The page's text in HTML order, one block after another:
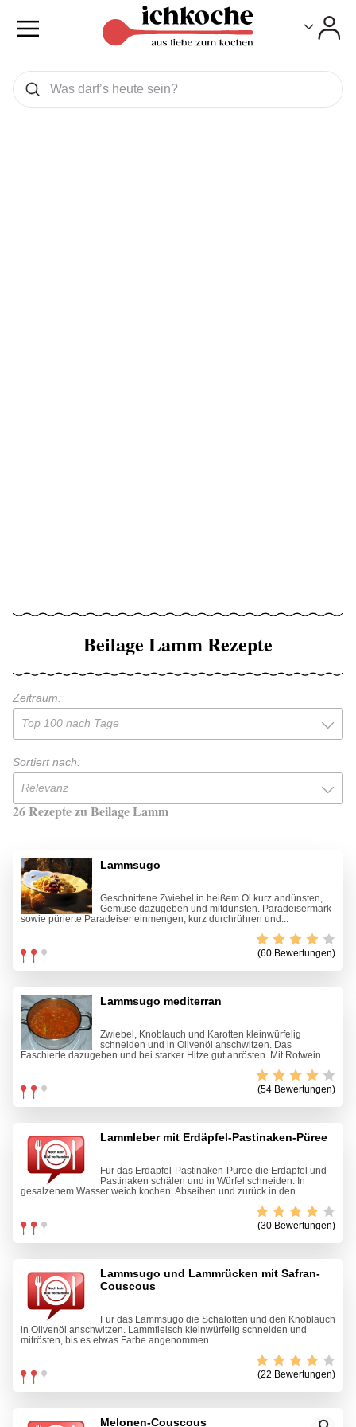
Was wollen Sie suchen
Suchen
Beilage Lamm Rezepte
Zeitraum:
Top 100 nach Tage
Sortiert nach:
Relevanz
26 Rezepte zu Beilage Lamm
Lammsugo
Geschnittene Zwiebel in heißem Öl kurz andünsten,
Gemüse dazugeben und mitdünsten. Paradeisermark
sowie pürierte Paradeiser einmengen, kurz durchrühren und...
(60 Bewertungen)
Lammsugo mediterran
Zwiebel, Knoblauch und Karotten kleinwürfelig
schneiden und in Olivenöl anschwitzen. Das
Faschierte dazugeben und bei starker Hitze gut anrösten. Mit Rotwein...
(54 Bewertungen)
Lammleber mit Erdäpfel-Pastinaken-Püree
Für das Erdäpfel-Pastinaken-Püree die Erdäpfel und
Pastinaken schälen und in Würfel schneiden. In
gesalzenem Wasser weich kochen. Abseihen und zurück in den...
(30 Bewertungen)
Lammsugo und Lammrücken mit Safran-
Couscous
Für das Lammsugo die Schalotten und den Knoblauch
in Olivenöl anschwitzen. Lammfleisch kleinwürfelig schneiden und
mitrösten, bis es etwas Farbe angenommen...
(22 Bewertungen)
Melonen-Couscous